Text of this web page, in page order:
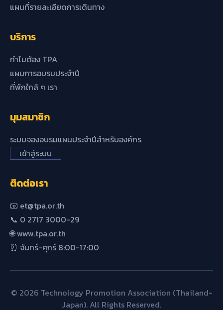
แผนที่รายละเอียดการเดินทาง
บริการ
ทำไมต้อง TPA
แผนการอบรมประจำปี
ที่พักใกล้ ๆ เรา
มุมสมาชิก
ระบบจองอบรมแผนประจำปีสำหรับองค์กร
เข้าสู่ระบบ
ติดต่อเรา
📧 et@tpa.or.th
📞 0 2717 3000-29
🌐 www.tpa.or.th
⏰ จันทร์-ศุกร์ 8:00-17:00
© 2026 Technology Promotion Association (Thailand-
Japan). All Rights Reserved.